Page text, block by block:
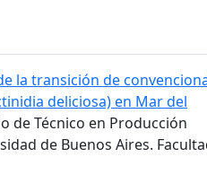
la transición de
deliciosa) en Mar del
de Técnico en Producción
de Buenos Aires.